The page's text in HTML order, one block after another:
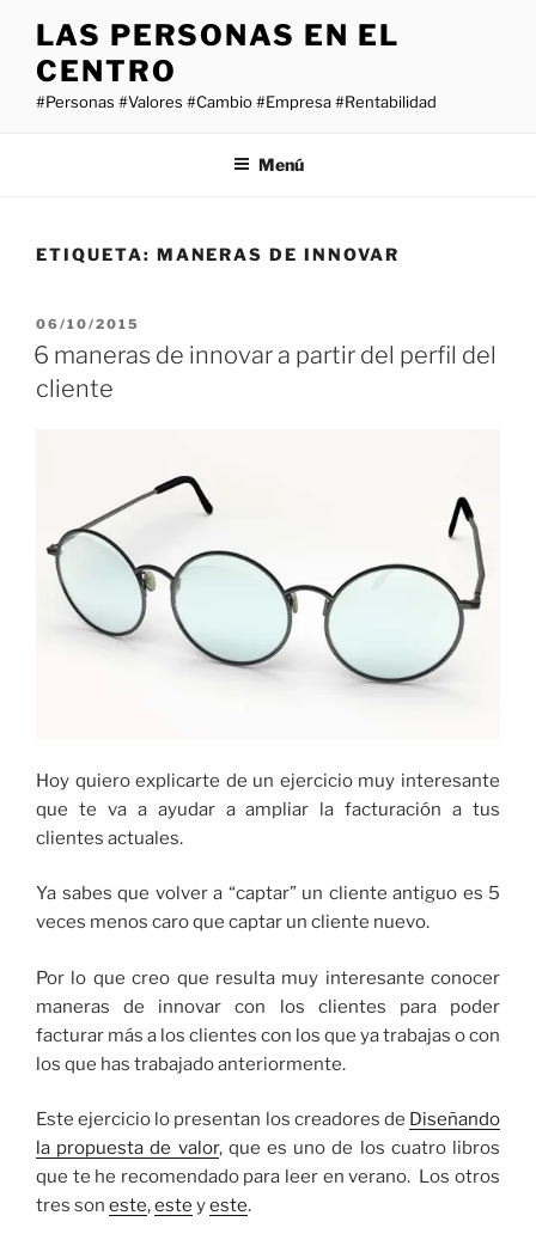
contenido
LAS PERSONAS EN EL
CENTRO
#Personas #Valores #Cambio #Empresa #Rentabilidad
Menú
ETIQUETA: MANERAS DE INNOVAR
PUBLICADO
EL
06/10/2015
6 maneras de innovar a partir del perfil del
cliente
Hoy quiero explicarte de un ejercicio muy interesante
que te va a ayudar a ampliar la facturación a tus
clientes actuales.
Ya sabes que volver a “captar” un cliente antiguo es 5
veces menos caro que captar un cliente nuevo.
Por lo que creo que resulta muy interesante conocer
maneras de innovar con los clientes para poder
facturar más a los clientes con los que ya trabajas o con
los que has trabajado anteriormente.
Este ejercicio lo presentan los creadores de Diseñando
la propuesta de valor, que es uno de los cuatro libros
que te he recomendado para leer en verano. Los otros
tres son este,este yeste.